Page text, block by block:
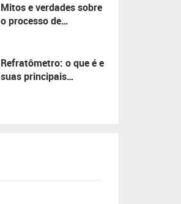
Mitos e verdades sobre
o processo de
Refratômetro: o que é e
suas principais